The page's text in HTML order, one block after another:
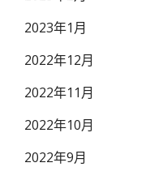
2023年1月
2022年12月
2022年11月
2022年10月
2022年9月